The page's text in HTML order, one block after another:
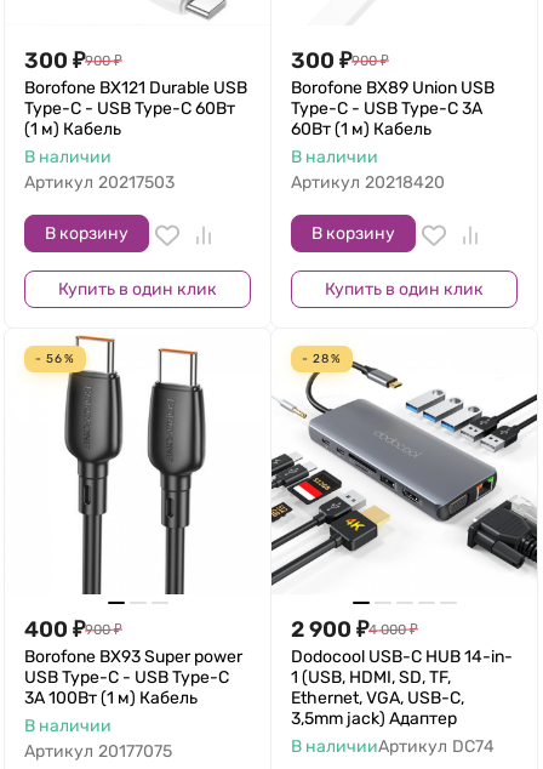
300 ₽900 ₽
Borofone BX121 Durable USB
Type-C - USB Type-C 60Вт
(1 м) Кабель
В наличии
Артикул 20217503
В корзину
Купить в один клик
300 ₽900 ₽
Borofone BX89 Union USB
Type-C - USB Type-C 3A
60Вт (1 м) Кабель
В наличии
Артикул 20218420
В корзину
Купить в один клик
- 56%
400 ₽900 ₽
Borofone BX93 Super power
USB Type-C - USB Type-C
3A 100Вт (1 м) Кабель
В наличии
Артикул 20177075
- 28%
2 900 ₽4 000 ₽
Dodocool USB-C HUB 14-in-
1 (USB, HDMI, SD, TF,
Ethernet, VGA, USB-C,
3,5mm jack) Адаптер
В наличииАртикул DC74